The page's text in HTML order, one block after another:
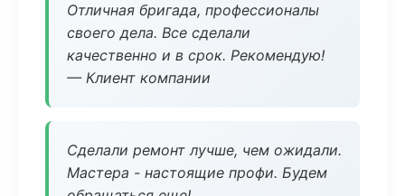
Отличная бригада, профессионалы
своего дела. Все сделали
качественно и в срок. Рекомендую!
— Клиент компании
Сделали ремонт лучше, чем ожидали.
Мастера - настоящие профи. Будем